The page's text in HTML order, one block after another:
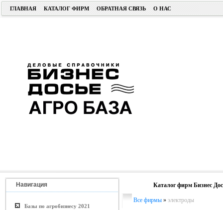
ГЛАВНАЯ КАТАЛОГ ФИРМ ОБРАТНАЯ СВЯЗЬ О НАС
Навигация
Базы по агробизнесу 2021
Каталог фирм Бизнес
Все фирмы » электроды